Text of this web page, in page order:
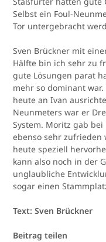
Selbst ein Foul-
Tor untergebracht
Sven Brückner mit
Hälfte bin ich sehr zu
gute Lösungen parat
mehr so dominant
heute an Ivan
Neunmeters war er
System. Moritz gab
ebenso sehr zufrieden
heute speziell
kann also noch in der
unglaubliche
sogar einen
Text: Sven Brückner
Beitrag teilen